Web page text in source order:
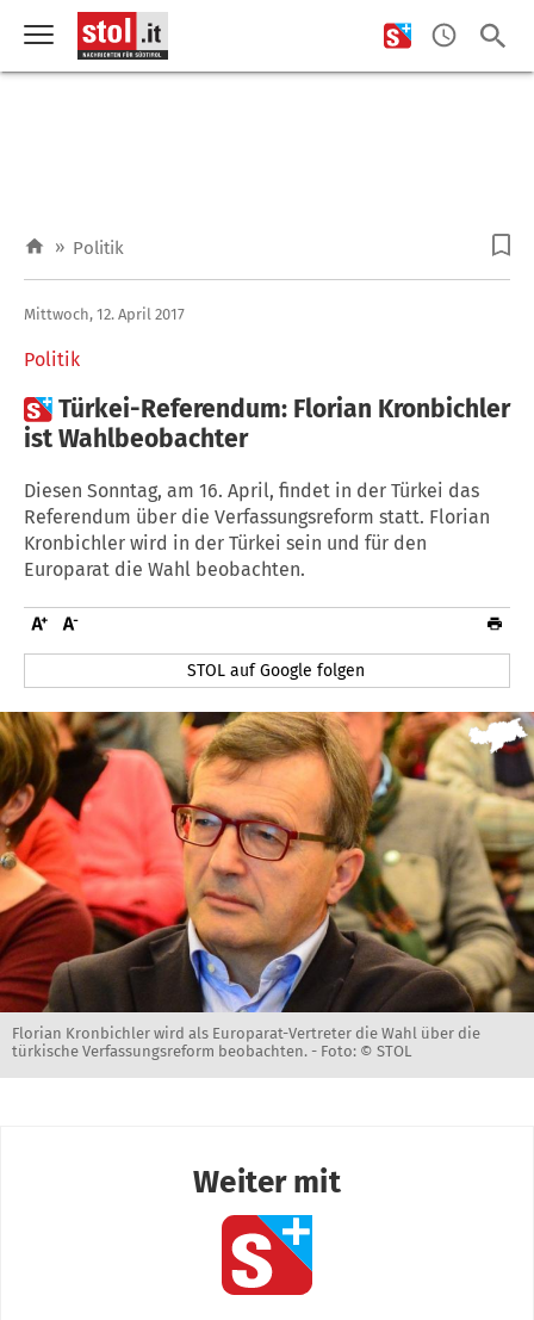
» Politik
Politik
Mittwoch, 12. April 2017
Türkei-Referendum: Florian Kronbichler
ist Wahlbeobachter
Diesen Sonntag, am 16. April, findet in der Türkei das
Referendum über die Verfassungsreform statt. Florian
Kronbichler wird in der Türkei sein und für den
Europarat die Wahl beobachten.
STOL auf Google folgen
Florian Kronbichler wird als Europarat-Vertreter die Wahl über die
türkische Verfassungsreform beobachten. - Foto: © STOL